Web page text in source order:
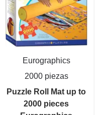
Eurographics
2000 piezas
Puzzle Roll Mat up to
2000 pieces